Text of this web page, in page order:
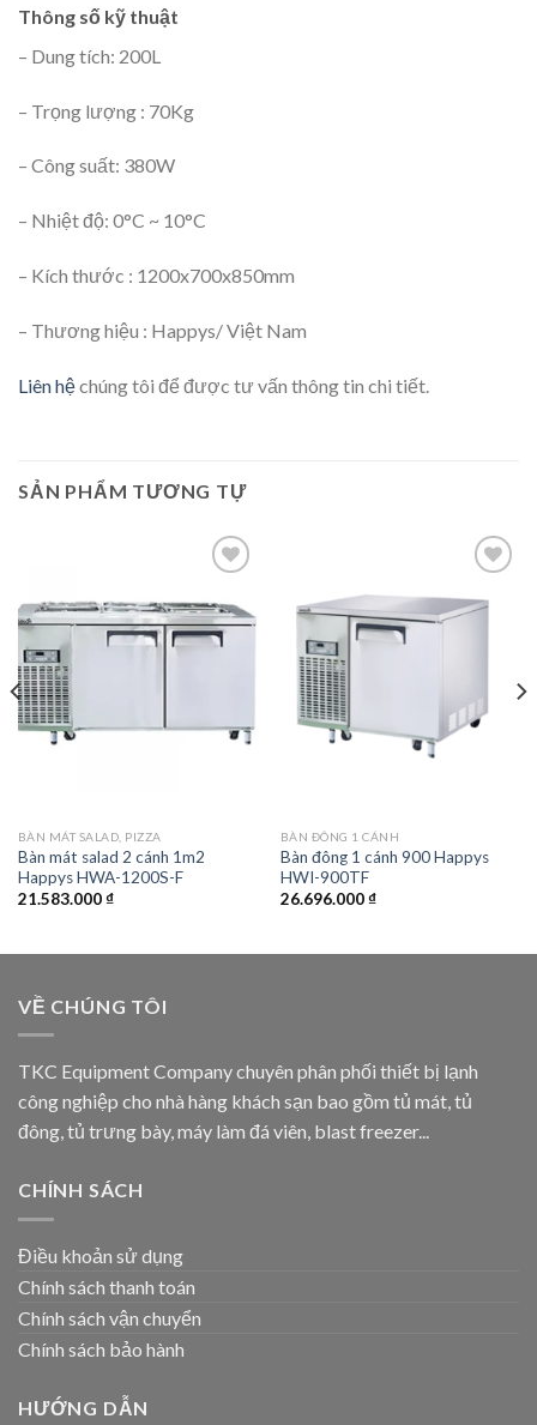
Thông số kỹ thuật
– Dung tích: 200L
– Trọng lượng : 70Kg
– Công suất: 380W
– Nhiệt độ: 0°C ~ 10°C
– Kích thước : 1200x700x850mm
– Thương hiệu : Happys/ Việt Nam
Liên hệchúng tôi để được tư vấn thông tin chi tiết.
SẢN PHẨM TƯƠNG TỰ
wishlist
BÀN MÁT SALAD, PIZZA
Bàn mát salad 2 cánh 1m2
Happys HWA-1200S-F
21.583.000₫
wishlist
BÀN ĐÔNG 1 CÁNH
Bàn đông 1 cánh 900 Happys
HWI-900TF
26.696.000₫
VỀ CHÚNG TÔI
TKC Equipment Company chuyên phân phối thiết bị lạnh
công nghiệp cho nhà hàng khách sạn bao gồm tủ mát, tủ
đông, tủ trưng bày, máy làm đá viên, blast freezer...
CHÍNH SÁCH
Điều khoản sử dụng
Chính sách thanh toán
Chính sách vận chuyển
Chính sách bảo hành
HƯỚNG DẪN